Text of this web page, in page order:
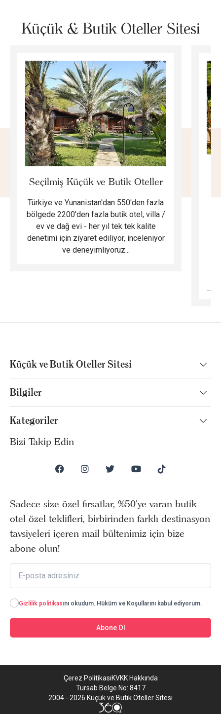
Küçük & Butik Oteller Sitesi
Seçilmiş Küçük ve Butik Oteller
Türkiye ve Yunanistan'dan 550'den fazla
bölgede 2200'den fazla butik otel, villa /
ev ve dağ evi - her yıl tek tek kalite
denetimi için ziyaret ediliyor, inceleniyor
ve deneyimliyoruz...
Küçük ve Butik Oteller Sitesi
Bilgiler
Kategoriler
Bizi Takip Edin
Sadece size özel fırsatlar, %50’ye varan butik
otel özel teklifleri, birbirinden farklı destinasyon
tavsiyeleri içeren mail bültenimiz için bize
abone olun!
Gizlilik politikasını okudum. Hüküm ve Koşullarını kabul ediyorum.
Abone Ol
2004 - 2026 Küçük ve Butik Oteller Sitesi
Tursab Belge No: 8417
Çerez PolitikasıKVKK Hakkında